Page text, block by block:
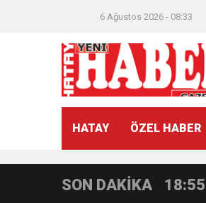
6 Ağustos 2026 - 08:33
HATAY ÖZEL HABER
SON DAKİKA
21:40
18:22
18:55